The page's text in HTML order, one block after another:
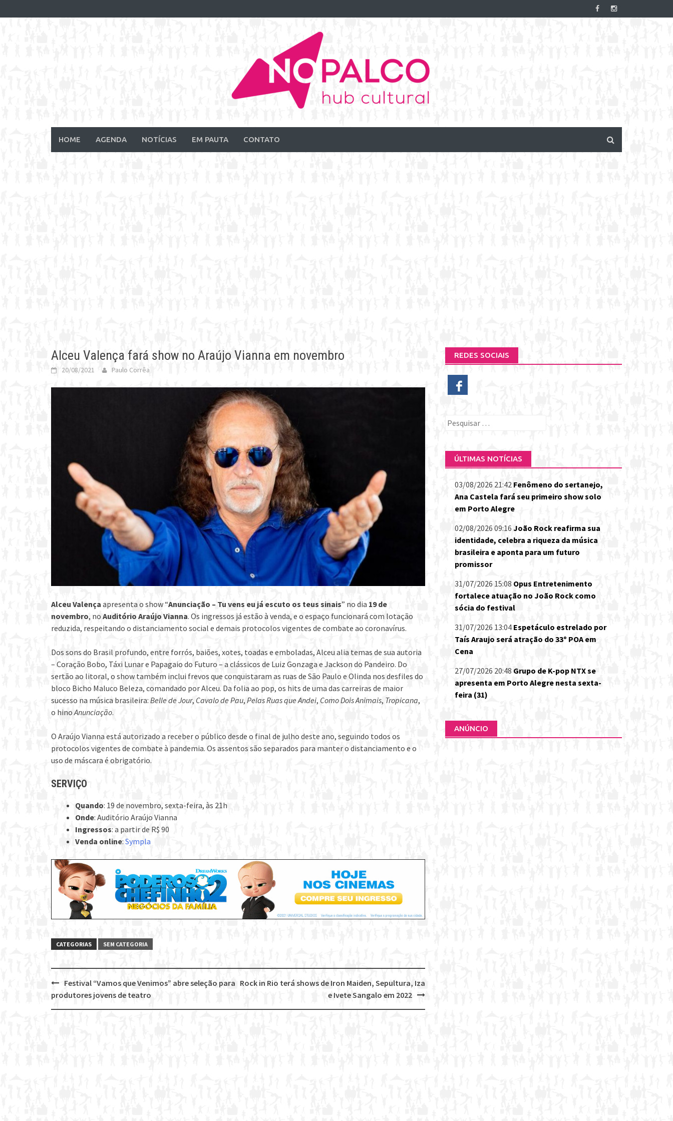
to
HOME AGENDA NOTÍCIAS EM PAUTA CONTATO
Alceu Valença fará show no Araújo Vianna em novembro
20/08/2021 Paulo Corrêa
Alceu Valença apresenta o show “Anunciação – Tu vens eu já escuto os teus sinais” no dia 19 de
novembro, no Auditório Araújo Vianna. Os ingressos já estão à venda, e o espaço funcionará com lotação
reduzida, respeitando o distanciamento social e demais protocolos vigentes de combate ao coronavírus.
Dos sons do Brasil profundo, entre forrós, baiões, xotes, toadas e emboladas, Alceu alia temas de sua autoria
– Coração Bobo, Táxi Lunar e Papagaio do Futuro – a clássicos de Luiz Gonzaga e Jackson do Pandeiro. Do
sertão ao litoral, o show também inclui frevos que conquistaram as ruas de São Paulo e Olinda nos desfiles do
bloco Bicho Maluco Beleza, comandado por Alceu. Da folia ao pop, os hits de uma das carreiras de maior
sucesso na música brasileira: Belle de Jour, Cavalo de Pau, Pelas Ruas que Andei, Como Dois Animais, Tropicana,
o hinoAnunciação.
O Araújo Vianna está autorizado a receber o público desde o final de julho deste ano, seguindo todos os
protocolos vigentes de combate à pandemia. Os assentos são separados para manter o distanciamento e o
uso de máscara é obrigatório.
SERVIÇO
Quando: 19 de novembro, sexta-feira, às 21h
Onde: Auditório Araújo Vianna
Ingressos: a partir de R$ 90
Venda online: Sympla
CATEGORIAS SEM CATEGORIA
Post
navigation
Rock in Rio terá shows de Iron Maiden, Sepultura, Iza
e Ivete Sangalo em 2022
Festival “Vamos que Venimos” abre seleção para
produtores jovens de teatro
REDES SOCIAIS
Pesquisar
ÚLTIMAS NOTÍCIAS
03/08/2026 21:42 Fenômeno do sertanejo,
Ana Castela fará seu primeiro show solo
em Porto Alegre
02/08/2026 09:16 João Rock reafirma sua
identidade, celebra a riqueza da música
brasileira e aponta para um futuro
promissor
31/07/2026 15:08 Opus Entretenimento
fortalece atuação no João Rock como
sócia do festival
31/07/2026 13:04 Espetáculo estrelado por
Taís Araujo será atração do 33º POA em
Cena
27/07/2026 20:48 Grupo de K-pop NTX se
apresenta em Porto Alegre nesta sexta-
feira (31)
ANÚNCIO